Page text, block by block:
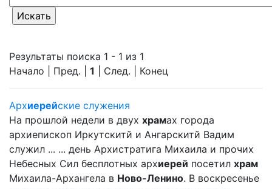
Результаты поиска 1 - 1 из 1
Начало | Пред. | 1 | След. | Конец
Архиерейские служения
На прошлой недели в двух храмах города
архиепископ Иркутскитй и Ангарскитй Вадим
служил ... ... день Архистратига Михаила и прочих
Небесных Сил бесплотных архиерей посетил храм
Михаила-Архангела в Ново-Ленино. В воскресенье